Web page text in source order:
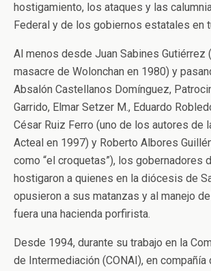
hostigamiento, los ataques y las
Federal y de los gobiernos estatales en
Al menos desde Juan Sabines Gutiérrez
masacre de Wolonchan en 1980) y
Absalón Castellanos Domínguez,
Garrido, Elmar Setzer M., Eduardo
César Ruiz Ferro (uno de los autores de
Acteal en 1997) y Roberto Albores
como “el croquetas”), los gobernadores
hostigaron a quienes en la diócesis de
opusieron a sus matanzas y al manejo
fuera una hacienda porfirista.
Desde 1994, durante su trabajo en la
de Intermediación (CONAI), en